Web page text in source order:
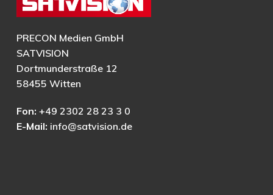
PRECON Medien GmbH
SATVISION
Dortmunderstraße 12
58455 Witten
Fon: +49 2302 28 23 3 0
E-Mail: info@satvision.de